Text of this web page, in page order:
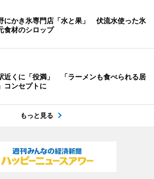
にかき氷専門店「水と果」 伏流水使った氷
食材のシロップ
近くに「役満」 「ラーメンも食べられる居
コンセプトに
もっと見る